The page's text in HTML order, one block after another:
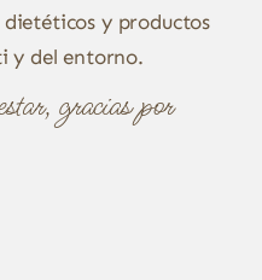
y productos
y del entorno.
gracias por